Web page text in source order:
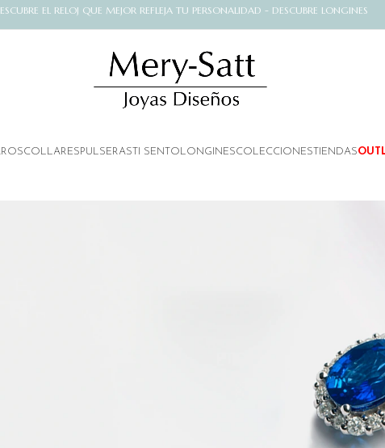
EL RELOJ QUE MEJOR REFLEJA TU PERSONALIDAD - DESCUBRE LONGINES
COLLARES PULSERASTI SENTO LONGINESCOLECCIONESTIENDAS